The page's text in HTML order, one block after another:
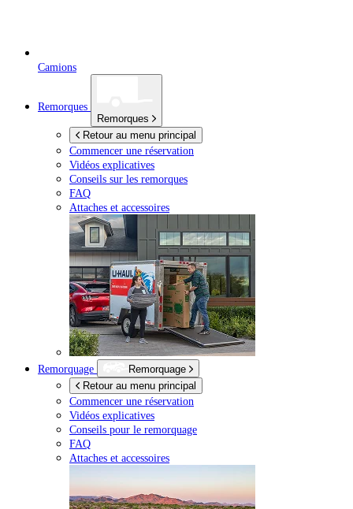
Camions
Remorques
Remorques
Retour au menu principal
Commencer une réservation
Vidéos explicatives
Conseils sur les remorques
FAQ
Attaches et accessoires
Remorquage
Remorquage
Retour au menu principal
Commencer une réservation
Vidéos explicatives
Conseils pour le remorquage
FAQ
Attaches et accessoires